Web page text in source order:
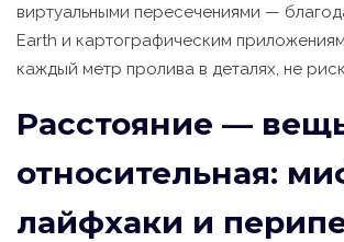
виртуальными пересечениями —
Earth и картографическим
каждый метр пролива в деталях, не
Расстояние —
относительная:
лайфхаки и